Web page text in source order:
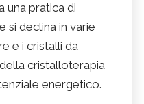
una pratica di
si declina in varie
e i cristalli da
cristalloterapia
energetico.